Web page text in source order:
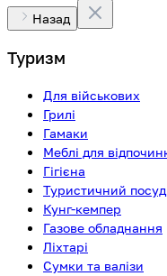
Назад
Туризм
Для військових
Грилі
Гамаки
Меблі для
Гігієна
Туристичний посуд
Кунг-кемпер
Газове обладнання
Ліхтарі
Сумки та валізи